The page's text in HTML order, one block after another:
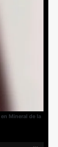
Mineral de la